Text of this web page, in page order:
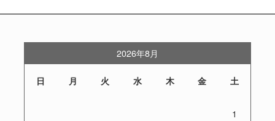
2026年8月
日 月 火 水 木 金 土
1